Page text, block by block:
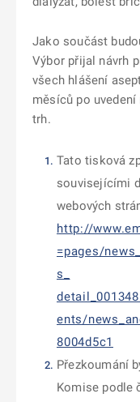
Jako součást
Výbor přijal návrh
všech hlášení
měsíců po
trh.
Tato tisková
souvisejícími
webových
http://
=pages/
s_
ents/
8004d5c1
Přezkoumání
Komise podle